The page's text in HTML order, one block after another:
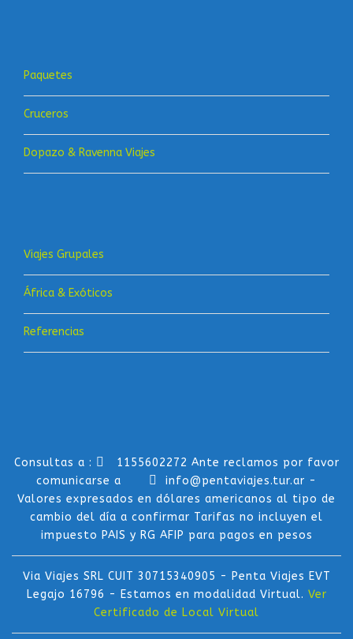
Paquetes
Cruceros
Dopazo & Ravenna Viajes
Viajes Grupales
África & Exóticos
Referencias
Consultas a :
1155602272 Ante reclamos por favor
comunicarse a
info@pentaviajes.tur.ar -
Valores expresados en dólares americanos al tipo de
cambio del día a confirmar Tarifas no incluyen el
impuesto PAIS y RG AFIP para pagos en pesos
Via Viajes SRL CUIT 30715340905 - Penta Viajes EVT
Legajo 16796 - Estamos en modalidad Virtual. Ver
Certificado de Local Virtual